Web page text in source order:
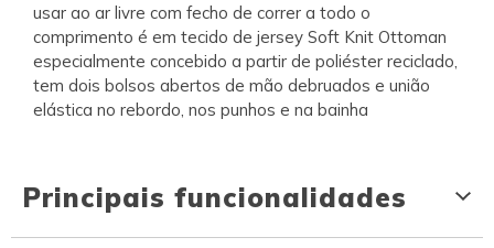
usar ao ar livre com fecho de correr a todo o
comprimento é em tecido de jersey Soft Knit Ottoman
especialmente concebido a partir de poliéster reciclado,
tem dois bolsos abertos de mão debruados e união
elástica no rebordo, nos punhos e na bainha
Principais funcionalidades